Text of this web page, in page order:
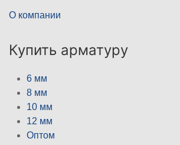
О компании
Купить арматуру
6 мм
8 мм
10 мм
12 мм
Оптом